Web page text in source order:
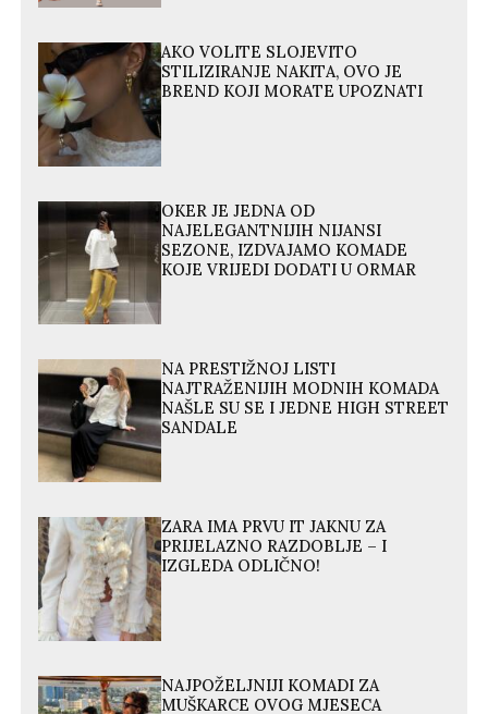
AKO VOLITE SLOJEVITO
STILIZIRANJE NAKITA, OVO JE
BREND KOJI MORATE UPOZNATI
OKER JE JEDNA OD
NAJELEGANTNIJIH NIJANSI
SEZONE, IZDVAJAMO KOMADE
KOJE VRIJEDI DODATI U ORMAR
NA PRESTIŽNOJ LISTI
NAJTRAŽENIJIH MODNIH KOMADA
NAŠLE SU SE I JEDNE HIGH STREET
SANDALE
ZARA IMA PRVU IT JAKNU ZA
PRIJELAZNO RAZDOBLJE – I
IZGLEDA ODLIČNO!
NAJPOŽELJNIJI KOMADI ZA
MUŠKARCE OVOG MJESECA